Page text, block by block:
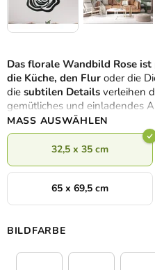
Das florale Wandbild Rose ist
die Küche, den Flur oder die
die subtilen Details verleihen
gemütliches und einladendes
MASS AUSWÄHLEN
32,5 x 35 cm
65 x 69,5 cm
BILDFARBE